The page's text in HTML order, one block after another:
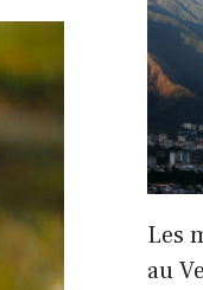
Les
au